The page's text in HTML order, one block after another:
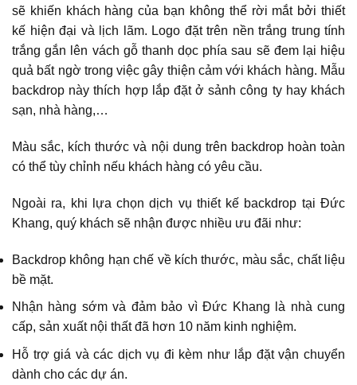
sẽ khiến khách hàng của bạn không thể rời mắt bởi thiết
kế hiện đại và lịch lãm. Logo đặt trên nền trắng trung tính
trắng gắn lên vách gỗ thanh dọc phía sau sẽ đem lại hiệu
quả bất ngờ trong việc gây thiện cảm với khách hàng. Mẫu
backdrop này thích hợp lắp đặt ở sảnh công ty hay khách
sạn, nhà hàng,…
Màu sắc, kích thước và nội dung trên backdrop hoàn toàn
có thể tùy chỉnh nếu khách hàng có yêu cầu.
Ngoài ra, khi lựa chọn dịch vụ thiết kế backdrop tại Đức
Khang, quý khách sẽ nhận được nhiều ưu đãi như:
Backdrop không hạn chế về kích thước, màu sắc, chất liệu
bề mặt.
Nhận hàng sớm và đảm bảo vì Đức Khang là nhà cung
cấp, sản xuất nội thất đã hơn 10 năm kinh nghiệm.
Hỗ trợ giá và các dịch vụ đi kèm như lắp đặt vận chuyển
dành cho các dự án.